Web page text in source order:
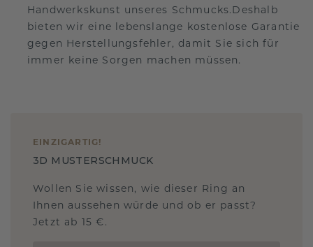
Handwerkskunst unseres Schmucks.Deshalb
bieten wir eine lebenslange kostenlose Garantie
gegen Herstellungsfehler, damit Sie sich für
immer keine Sorgen machen müssen.
EINZIGARTIG !
3D MUSTERSCHMUCK
Wollen Sie wissen, wie dieser Ring an
Ihnen aussehen würde und ob er passt?
Jetzt ab 15 €.